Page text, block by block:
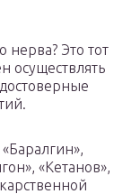
нерва? Это тот
осуществлять
«Кетанов»,